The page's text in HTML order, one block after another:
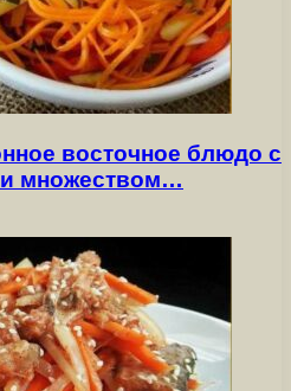
восточное блюдо с
множеством…